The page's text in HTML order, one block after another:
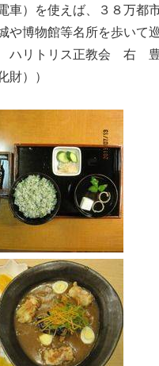
車）を使えば、３８万都
や博物館等名所を歩いて
ハリトリス正教会 右 豊
財））